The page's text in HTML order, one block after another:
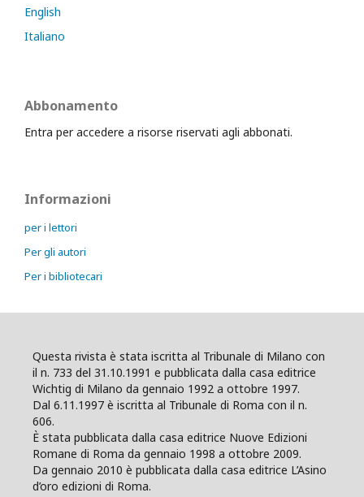
English
Italiano
Abbonamento
Entra per accedere a risorse riservati agli abbonati.
Informazioni
per i lettori
Per gli autori
Per i bibliotecari
Questa rivista è stata iscritta al Tribunale di Milano con
il n. 733 del 31.10.1991 e pubblicata dalla casa editrice
Wichtig di Milano da gennaio 1992 a ottobre 1997.
Dal 6.11.1997 è iscritta al Tribunale di Roma con il n.
606.
È stata pubblicata dalla casa editrice Nuove Edizioni
Romane di Roma da gennaio 1998 a ottobre 2009.
Da gennaio 2010 è pubblicata dalla casa editrice L’Asino
d’oro edizioni di Roma.